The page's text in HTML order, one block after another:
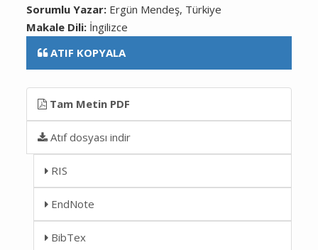
Sorumlu Yazar: Ergün Mendeş, Türkiye
Makale Dili: İngilizce
ATIF KOPYALA
Tam Metin PDF
Atıf dosyası indir
RIS
EndNote
BibTex